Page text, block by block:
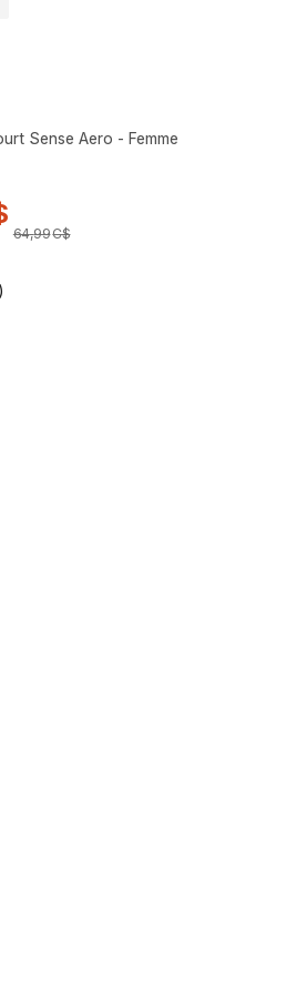
Sense Aero - Femme
64,99C$